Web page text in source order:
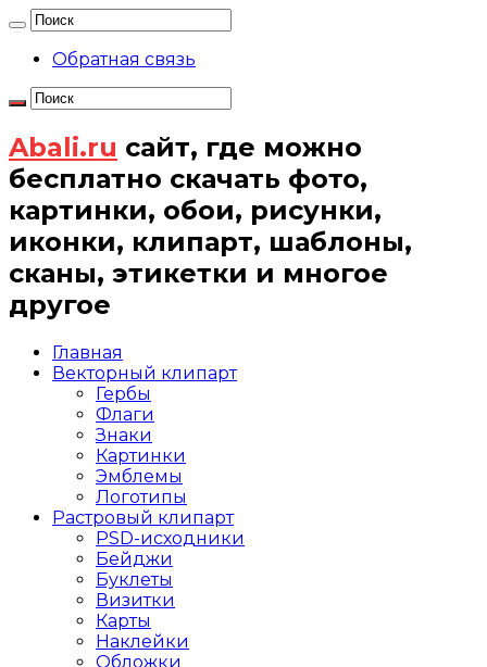
Обратная связь
Abali.ru сайт, где можно
бесплатно скачать фото,
картинки, обои, рисунки,
иконки, клипарт, шаблоны,
сканы, этикетки и многое
другое
Главная
Векторный клипарт
Гербы
Флаги
Знаки
Картинки
Эмблемы
Логотипы
Растровый клипарт
PSD-исходники
Бейджи
Буклеты
Визитки
Карты
Наклейки
Обложки